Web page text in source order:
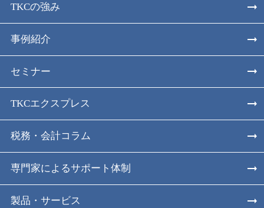
TKCの強み
事例紹介
セミナー
TKCエクスプレス
税務・会計コラム
専門家によるサポート体制
製品・サービス